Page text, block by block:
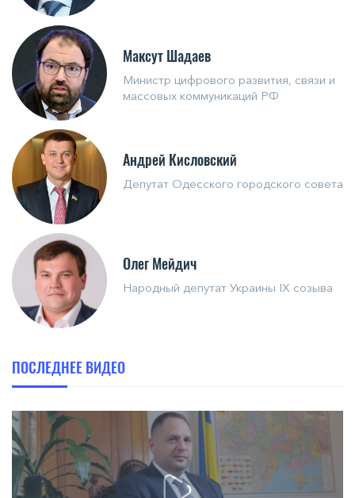
Максут Шадаев
Министр цифрового развития, связи и
массовых коммуникаций РФ
Андрей Кисловский
Депутат Одесского городского совета
Олег Мейдич
Народный депутат Украины IX созыва
ПОСЛЕДНЕЕ ВИДЕО